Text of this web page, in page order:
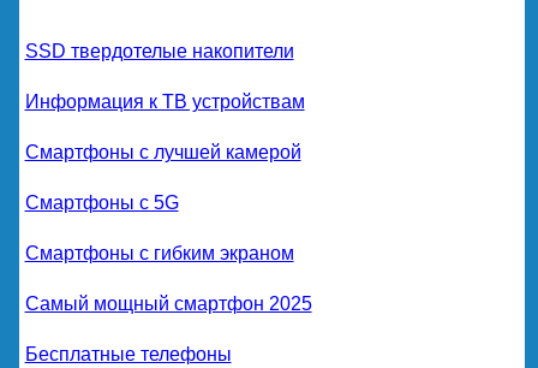
SSD твердотелые накопители
Информация к ТВ устройствам
Смартфоны с лучшей камерой
Смартфоны с 5G
Смартфоны с гибким экраном
Самый мощный смартфон 2025
Бесплатные телефоны